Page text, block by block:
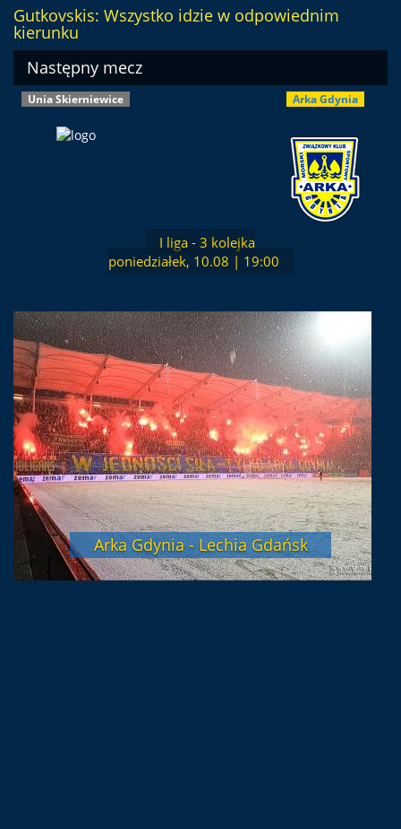
Gutkovskis: Wszystko idzie w odpowiednim
kierunku
Następny mecz
Unia Skierniewice Arka Gdynia
I liga - 3 kolejka
poniedziałek, 10.08 | 19:00
Arka Gdynia - Lechia Gdańsk